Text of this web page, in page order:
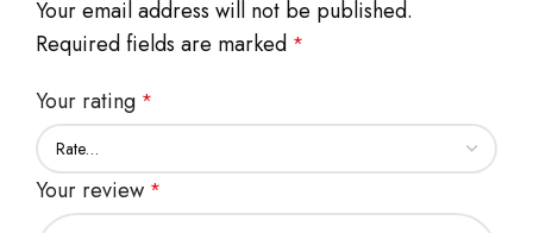
Your email address will not be published.
Required fields are marked *
Your rating *
Your review *